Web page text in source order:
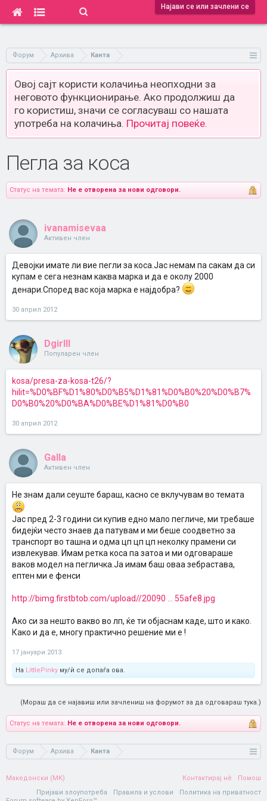
Најави се или зачлени се
Форум Архива Канта
Овој сајт користи колачиња неопходни за
неговото функционирање. Ако продолжиш да
го користиш, значи се согласуваш со нашата
употреба на колачиња. Прочитај повеќе.
Пегла за коса
Статус на темата: Не е отворена за нови одговори.
ivanamisevaa
Активен член
Девојки имате ли вие пегли за коса.Јас немам па сакам да си
купам е сега незнам каква марка и да е околу 2000
денари.Според вас која марка е најдобра?
30 април 2012
Dgirlll
Популарен член
kosa/presa-za-kosa-t26/?
hilit=%D0%BF%D1%80%D0%B5%D1%81%D0%B0%20%D0%B7%
D0%B0%20%D0%BA%D0%BE%D1%81%D0%B0
30 април 2012
Galla
Активен член
Не знам дали сеуште бараш, касно се вклучувам во темата
Јас пред 2-3 години си купив едно мало пегличе, ми требаше
бидејќи често знаев да патувам и ми беше соодветно за
транспорт во ташна и одма цп цп цп неколку прамени си
извлекував. Имам ретка коса па затоа и ми одговараше
ваков модел на пегличка.Ја имам баш оваа зебрастава,
ептен ми е фенси
http://bimg.firstbtob.com/upload//20090 ... 55afe8.jpg
Ако си за нешто вакво во лп, ќе ти објаснам каде, што и како.
Како и да е, многу практично решение ми е !
17 јануари 2013
На LittlePinky му/ѝ се допаѓа ова.
(Мораш да се најавиш или зачлениш на форумот за да одговараш тука.)
Статус на темата: Не е отворена за нови одговори.
Форум Архива Канта
Македонски (MK) Контактирај нè
Помош
Пријави злоупотреба
Правила и услови
Политика на приватност